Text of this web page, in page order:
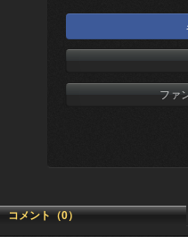
ファ
コメント（0）